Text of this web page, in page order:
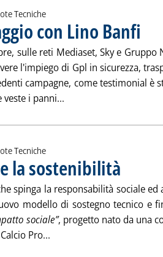
Tecniche
con Lino Banfi
alle 12.0.
sulle reti Mediaset, Sky e
l'impiego di Gpl in sicurezza,
campagne, come testimonial è
veste i panni...
Tecniche
la sostenibilità
spinga la responsabilità sociale
modello di sostegno tecnico e
sociale”, progetto nato da una
Pro...